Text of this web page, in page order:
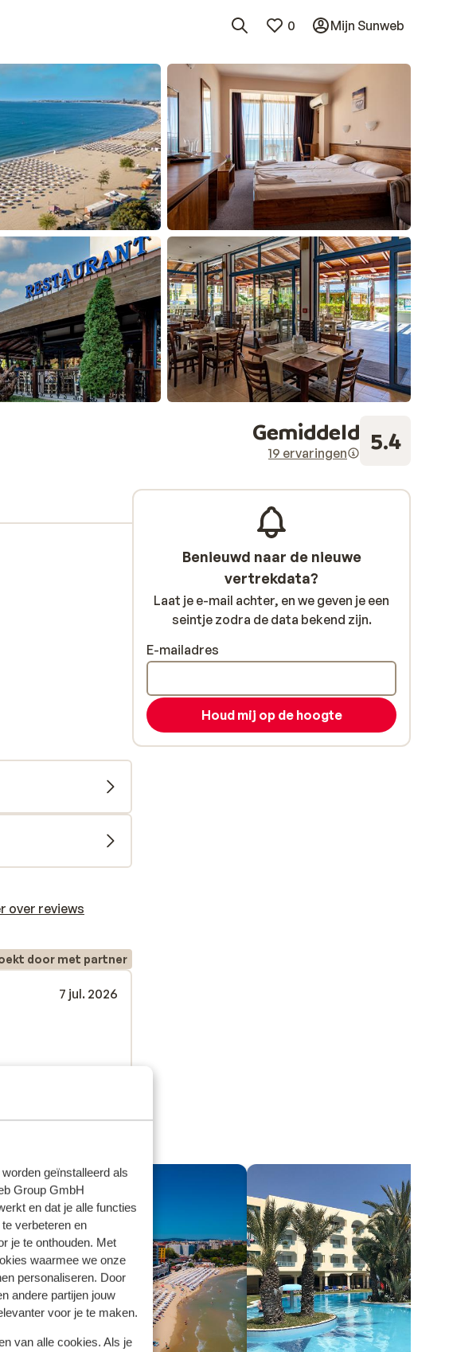
geïnstalleerd als
Group GmbH
en dat je alle functies
verbeteren en
je te onthouden. Met
waarmee we onze
personaliseren. Door
andere partijen jouw
voor je te maken.
van alle cookies. Als je
0 Mijn Sunweb
Gemiddeld
19 ervaringen 5.4
over reviews
door met partner
7 jul. 2026
Benieuwd naar de nieuwe
vertrekdata?
Laat je e-mail achter, en we geven je een
seintje zodra de data bekend zijn.
E-mailadres
Houd mij op de hoogte